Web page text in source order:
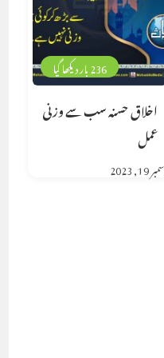
236 بار دیکھا گیا
اخلاق حسنہ سب سے وزنی
عمل
2023